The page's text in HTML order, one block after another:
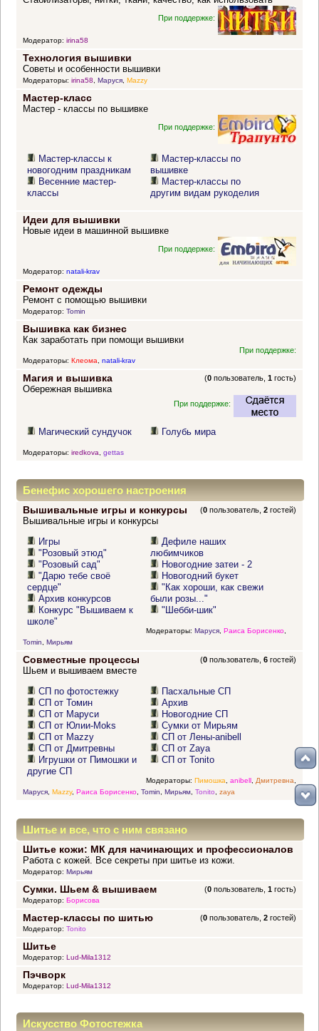
При поддержке:
Модератор: irina58
Технология вышивки
Советы и особенности вышивки
Модераторы: irina58, Маруся, Mazzy
Мастер-класс
Мастер - классы по вышивке
При поддержке:
Мастер-классы к
новогодним праздникам
Весенние мастер-
классы
Мастер-классы по
вышивке
Мастер-классы по
другим видам рукоделия
Идеи для вышивки
Новые идеи в машинной вышивке
При поддержке:
Модератор: natali-krav
Ремонт одежды
Ремонт с помощью вышивки
Модератор: Tomin
Вышивка как бизнес
Как заработать при помощи вышивки
При поддержке:
Модераторы: Клеома, natali-krav
Магия и вышивка (0 пользователь,1 гость)
Обережная вышивка
При поддержке:
Магический сундучок Голубь мира
Модераторы: iredkova gettas
Бенефис хорошего настроения
Вышивальные игры и конкурсы (0 пользователь,2 гостей)
Вышивальные игры и конкурсы
Игры
"Розовый этюд"
"Розовый сад"
"Дарю тебе своё
сердце"
Архив конкурсов
Конкурс "Вышиваем к
школе"
Дефиле наших
любимчиков
Новогодние затеи - 2
Новогодний букет
"Как хороши, как свежи
были розы..."
"Шебби-шик"
Модераторы: Маруся, Раиса Борисенко,
Tomin
Мирьям
Совместные процессы (0 пользователь,6 гостей)
Шьем и вышиваем вместе
СП по фотостежку
СП от Томин
СП от Маруси
СП от Юлии-Moks
СП от Mazzy
СП от Дмитревны
Игрушки от Пимошки и
другие СП
Пасхальные СП
Архив
Новогодние СП
Сумки от Мирьям
СП от Лены-anibell
СП от Zaya
СП от Tonito
Модераторы: Пимошка anibell, Дмитревна
Маруся, Mazzy, Раиса Борисенко, Tomin Мирьям, Tonito zaya
Шитье и все, что с ним связано
Шитье кожи: МК для начинающих и профессионалов
Работа с кожей. Все секреты при шитье из кожи.
Модератор: Мирьям
Сумки. Шьем & вышиваем (0 пользователь,1 гость)
Модератор: Борисова
Мастер-классы по шитью (0 пользователь,2 гостей)
Модератор: Tonito
Шитье
Модератор: Lud-Mila1312
Пэчворк
Модератор: Lud-Mila1312
Искусство Фотостежка